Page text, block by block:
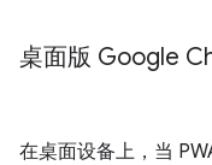
桌面版 Google
在桌面设备上，当